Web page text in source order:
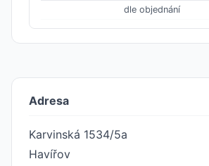
dle objednání
Adresa
Karvinská 1534/5a
Havířov